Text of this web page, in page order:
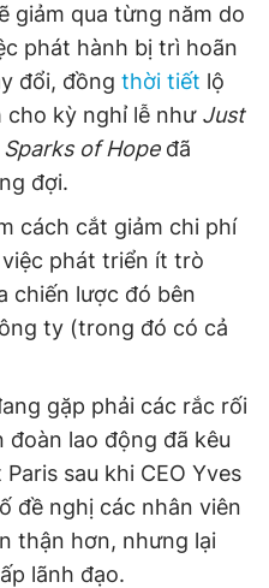
giảm qua từng năm do
phát hành bị trì hoãn
đổi, đồng thời tiết lộ
cho kỳ nghỉ lễ như Just
Sparks of Hopeđã
đợi.
cách cắt giảm chi phí
phát triển ít trò
chiến lược đó bên
ty (trong đó có cả
gặp phải các rắc rối
đoàn lao động đã kêu
sau khi CEO Yves
đề nghị các nhân viên
thận hơn, nhưng lại
lãnh đạo.